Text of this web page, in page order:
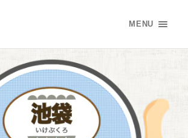
MENU